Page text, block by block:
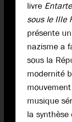
livre
sous le IIIe
présente
nazisme a
sous la
modernité
musique
la